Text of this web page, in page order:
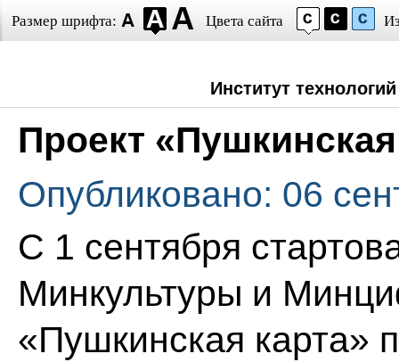
Размер шрифта: Цвета сайта
Институт
Проект
Опубликовано: 06
С 1 сентября
Минкультуры и
«Пушкинская карта»